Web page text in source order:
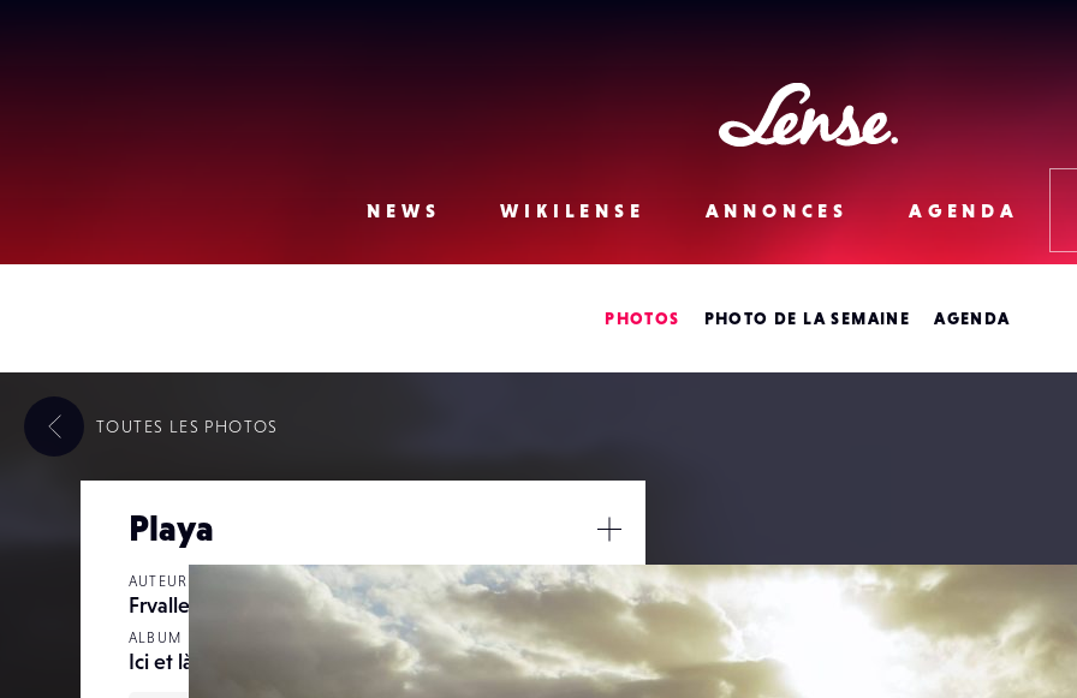
Lense
NEWS
WIKILENSE ANNONCES AGENDA
PHOTOS PHOTO DE LA SEMAINE AGENDA
Playa
AUTEUR
Frvallet
ALBUM
Ici et là
/
Fermer
TOUTES LES PHOTOS